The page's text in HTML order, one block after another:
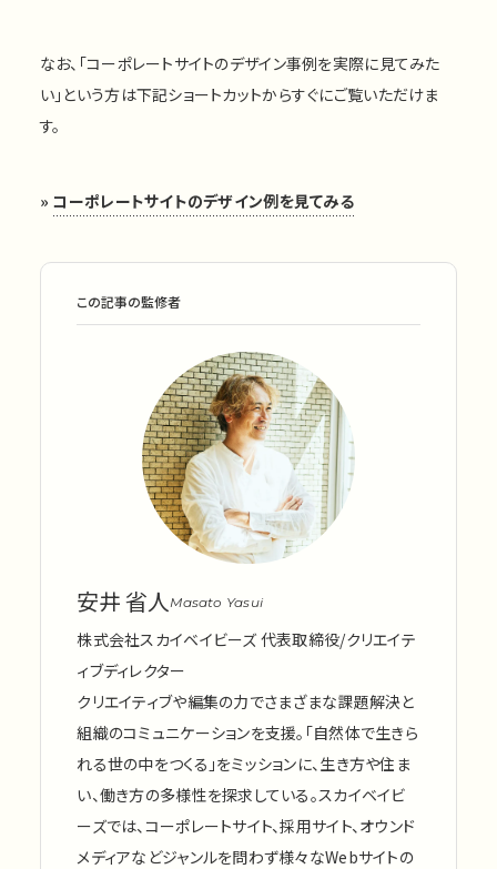
なお、「コーポレートサイトのデザイン事例を実際に見てみた
い」という方は下記ショートカットからすぐにご覧いただけま
す。
» コーポレートサイトのデザイン例を見てみる
この記事の監修者
安井 省人Masato Yasui
株式会社スカイベイビーズ 代表取締役/クリエイテ
ィブディレクター
クリエイティブや編集の力でさまざまな課題解決と
組織のコミュニケーションを支援。「自然体で生きら
れる世の中をつくる」をミッションに、生き方や住ま
い、働き方の多様性を探求している。スカイベイビ
ーズでは、コーポレートサイト、採用サイト、オウンド
メディアなどジャンルを問わず様々なWebサイトの